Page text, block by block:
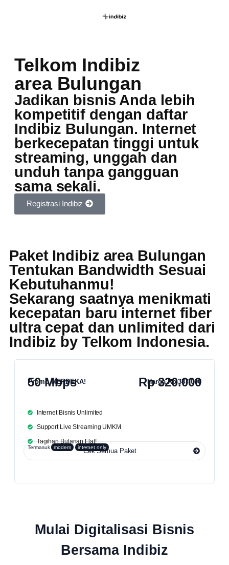
Telkom Indibiz
area Bulungan
Jadikan bisnis Anda lebih
kompetitif dengan daftar
Indibiz Bulungan. Internet
berkecepatan tinggi untuk
streaming, unggah dan
unduh tanpa gangguan
sama sekali.
Registrasi Indibiz
Paket Indibiz area Bulungan
Tentukan Bandwidth Sesuai
Kebutuhanmu!
Sekarang saatnya menikmati
kecepatan baru internet fiber
ultra cepat dan unlimited dari
Indibiz by Telkom Indonesia.
Promo MERDEKA!
50 Mbps HargaRp 387.000
Rp 320.000
Internet Bisnis Unlimited
Support Live Streaming UMKM
Tagihan Bulanan Flat!
Termasuk modem internet only
Cek Semua Paket
Mulai Digitalisasi Bisnis
Bersama Indibiz